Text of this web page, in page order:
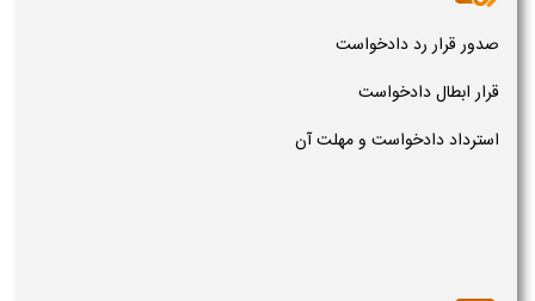
صدور قرار رد دادخواست
قرار ابطال دادخواست
استرداد دادخواست و مهلت آن